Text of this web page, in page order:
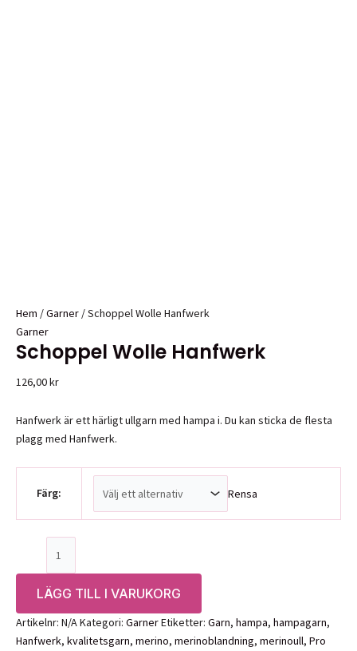
Hem /Garner / Schoppel Wolle Hanfwerk
Garner
Schoppel Wolle Hanfwerk
126,00kr
Hanfwerk är ett härligt ullgarn med hampa i. Du kan sticka de flesta
plagg med Hanfwerk.
Färg: Rensa
mängdLÄGG TILL I VARUKORG
Artikelnr: N/AKategori: GarnerEtiketter: Garn, hampa, hampagarn,
Hanfwerk, kvalitetsgarn, merino, merinoblandning, merinoull, Pro